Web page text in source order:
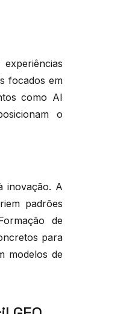
focados em
como AI
o
inovação. A
padrões
de
para
modelos de